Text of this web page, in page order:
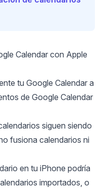
Calendar con Apple
tu Google Calendar a
de Google Calendar
siguen siendo
fusiona calendarios ni
en tu iPhone podría
importados, o